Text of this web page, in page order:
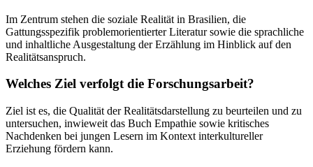
Im Zentrum stehen die soziale Realität in Brasilien, die
Gattungsspezifik problemorientierter Literatur sowie die sprachliche
und inhaltliche Ausgestaltung der Erzählung im Hinblick auf den
Realitätsanspruch.
Welches Ziel verfolgt die Forschungsarbeit?
Ziel ist es, die Qualität der Realitätsdarstellung zu beurteilen und zu
untersuchen, inwieweit das Buch Empathie sowie kritisches
Nachdenken bei jungen Lesern im Kontext interkultureller
Erziehung fördern kann.